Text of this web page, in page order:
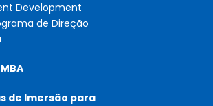
Development
de Direção
de Imersão para